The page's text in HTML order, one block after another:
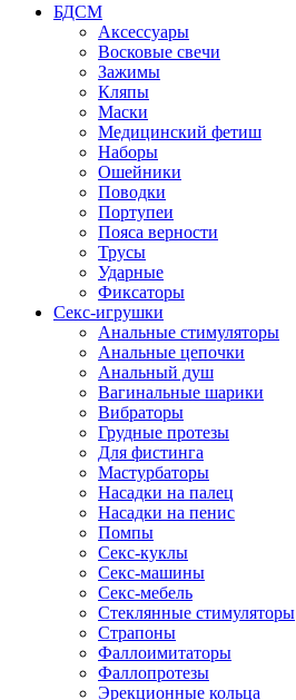
БДСМ
Аксессуары
Восковые свечи
Зажимы
Кляпы
Маски
Медицинский фетиш
Наборы
Ошейники
Поводки
Портупеи
Пояса верности
Трусы
Ударные
Фиксаторы
Секс-игрушки
Анальные стимуляторы
Анальные цепочки
Анальный душ
Вагинальные шарики
Вибраторы
Грудные протезы
Для фистинга
Мастурбаторы
Насадки на палец
Насадки на пенис
Помпы
Секс-куклы
Секс-машины
Секс-мебель
Стеклянные стимуляторы
Страпоны
Фаллоимитаторы
Фаллопротезы
Эрекционные кольца